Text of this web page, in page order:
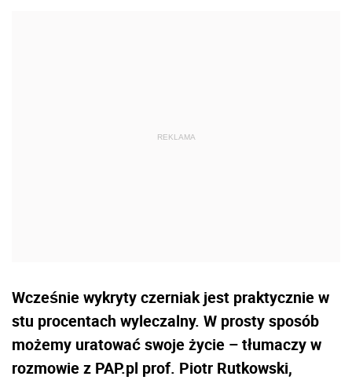
Wcześnie wykryty czerniak jest praktycznie w
stu procentach wyleczalny. W prosty sposób
możemy uratować swoje życie – tłumaczy w
rozmowie z PAP.pl prof. Piotr Rutkowski,